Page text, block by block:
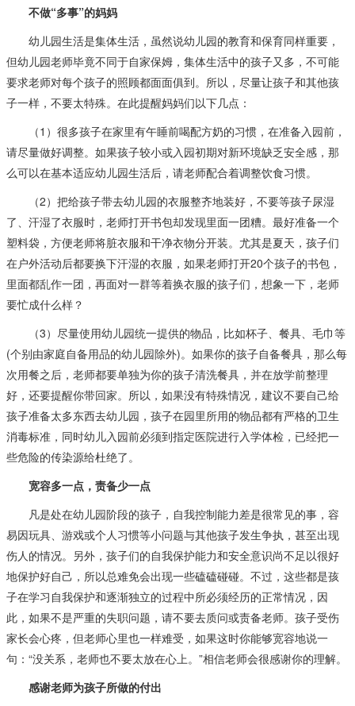
不做“多事”的妈妈
幼儿园生活是集体生活，虽然说幼儿园的教育和保育同样重要，
但幼儿园老师毕竟不同于自家保姆，集体生活中的孩子又多，不可能
要求老师对每个孩子的照顾都面面俱到。所以，尽量让孩子和其他孩
子一样，不要太特殊。在此提醒妈妈们以下几点：
（1）很多孩子在家里有午睡前喝配方奶的习惯，在准备入园前，
请尽量做好调整。如果孩子较小或入园初期对新环境缺乏安全感，那
么可以在基本适应幼儿园生活后，请老师配合着调整饮食习惯。
（2）把给孩子带去幼儿园的衣服整齐地装好，不要等孩子尿湿
了、汗湿了衣服时，老师打开书包却发现里面一团糟。最好准备一个
塑料袋，方便老师将脏衣服和干净衣物分开装。尤其是夏天，孩子们
在户外活动后都要换下汗湿的衣服，如果老师打开20个孩子的书包，
里面都乱作一团，再面对一群等着换衣服的孩子们，想象一下，老师
要忙成什么样？
（3）尽量使用幼儿园统一提供的物品，比如杯子、餐具、毛巾等
(个别由家庭自备用品的幼儿园除外)。如果你的孩子自备餐具，那么每
次用餐之后，老师都要单独为你的孩子清洗餐具，并在放学前整理
好，还要提醒你带回家。所以，如果没有特殊情况，建议不要自己给
孩子准备太多东西去幼儿园，孩子在园里所用的物品都有严格的卫生
消毒标准，同时幼儿入园前必须到指定医院进行入学体检，已经把一
些危险的传染源给杜绝了。
宽容多一点，责备少一点
凡是处在幼儿园阶段的孩子，自我控制能力差是很常见的事，容
易因玩具、游戏或个人习惯等小问题与其他孩子发生争执，甚至出现
伤人的情况。另外，孩子们的自我保护能力和安全意识尚不足以很好
地保护好自己，所以总难免会出现一些磕磕碰碰。不过，这些都是孩
子在学习自我保护和逐渐独立的过程中所必须经历的正常情况，因
此，如果不是严重的失职问题，请不要去质问或责备老师。孩子受伤
家长会心疼，但老师心里也一样难受，如果这时你能够宽容地说一
句：“没关系，老师也不要太放在心上。”相信老师会很感谢你的理解。
感谢老师为孩子所做的付出